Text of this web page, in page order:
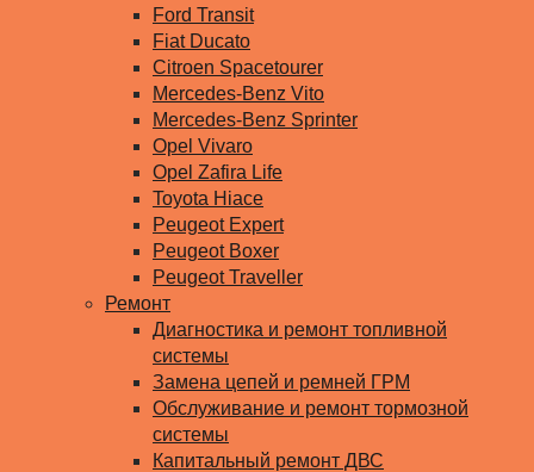
Ford Transit
Fiat Ducato
Citroen Spacetourer
Mercedes-Benz Vito
Mercedes-Benz Sprinter
Opel Vivaro
Opel Zafira Life
Toyota Hiace
Peugeot Expert
Peugeot Boxer
Peugeot Traveller
Ремонт
Диагностика и ремонт топливной
системы
Замена цепей и ремней ГРМ
Обслуживание и ремонт тормозной
системы
Капитальный ремонт ДВС